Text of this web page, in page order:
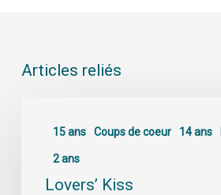
Articles reliés
15 ans Coups de coeur 14 ans
2 ans
Lovers’ Kiss